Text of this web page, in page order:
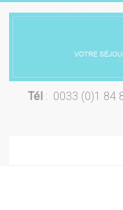
Chirurgie
Tél: 0033 (0)1 84